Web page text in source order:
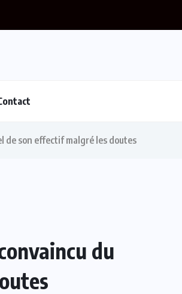
de son effectif malgré les doutes
du